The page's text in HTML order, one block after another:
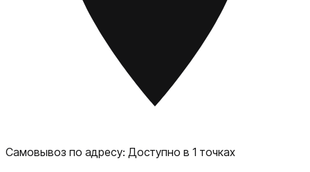
защищает от мелких повреждений и истирания. Чехол
полностью совместим с функцией Camera Control:
специально разработанный проводящий слой передаёт
движения пальцев с поверхности чехла в систему
Camera Control. Beats iPhone 17 Pro Max Rugged Case
поддерживает MagSafe — встроенные магниты
идеально выравниваются для лёгкого крепления и
эффективной беспроводной зарядки.
Самовывоз по адресу: Доступно в 1 точках